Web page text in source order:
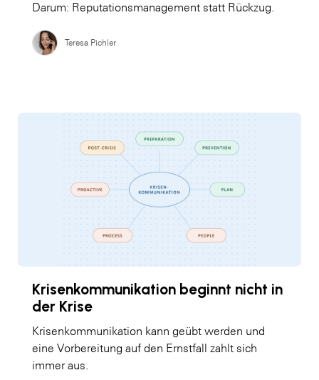
Darum: Reputationsmanagement statt Rückzug.
Teresa Pichler
Krisenkommunikation beginnt nicht in
der Krise
Krisenkommunikation kann geübt werden und
eine Vorbereitung auf den Ernstfall zahlt sich
immer aus.